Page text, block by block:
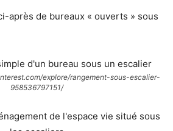
après de bureaux « ouverts » sous
explore/rangement-sous-escalier-
958536797151/